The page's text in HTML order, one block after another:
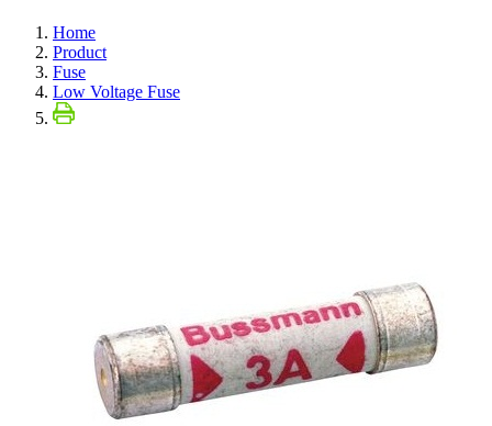
Home
Product
Fuse
Low Voltage Fuse